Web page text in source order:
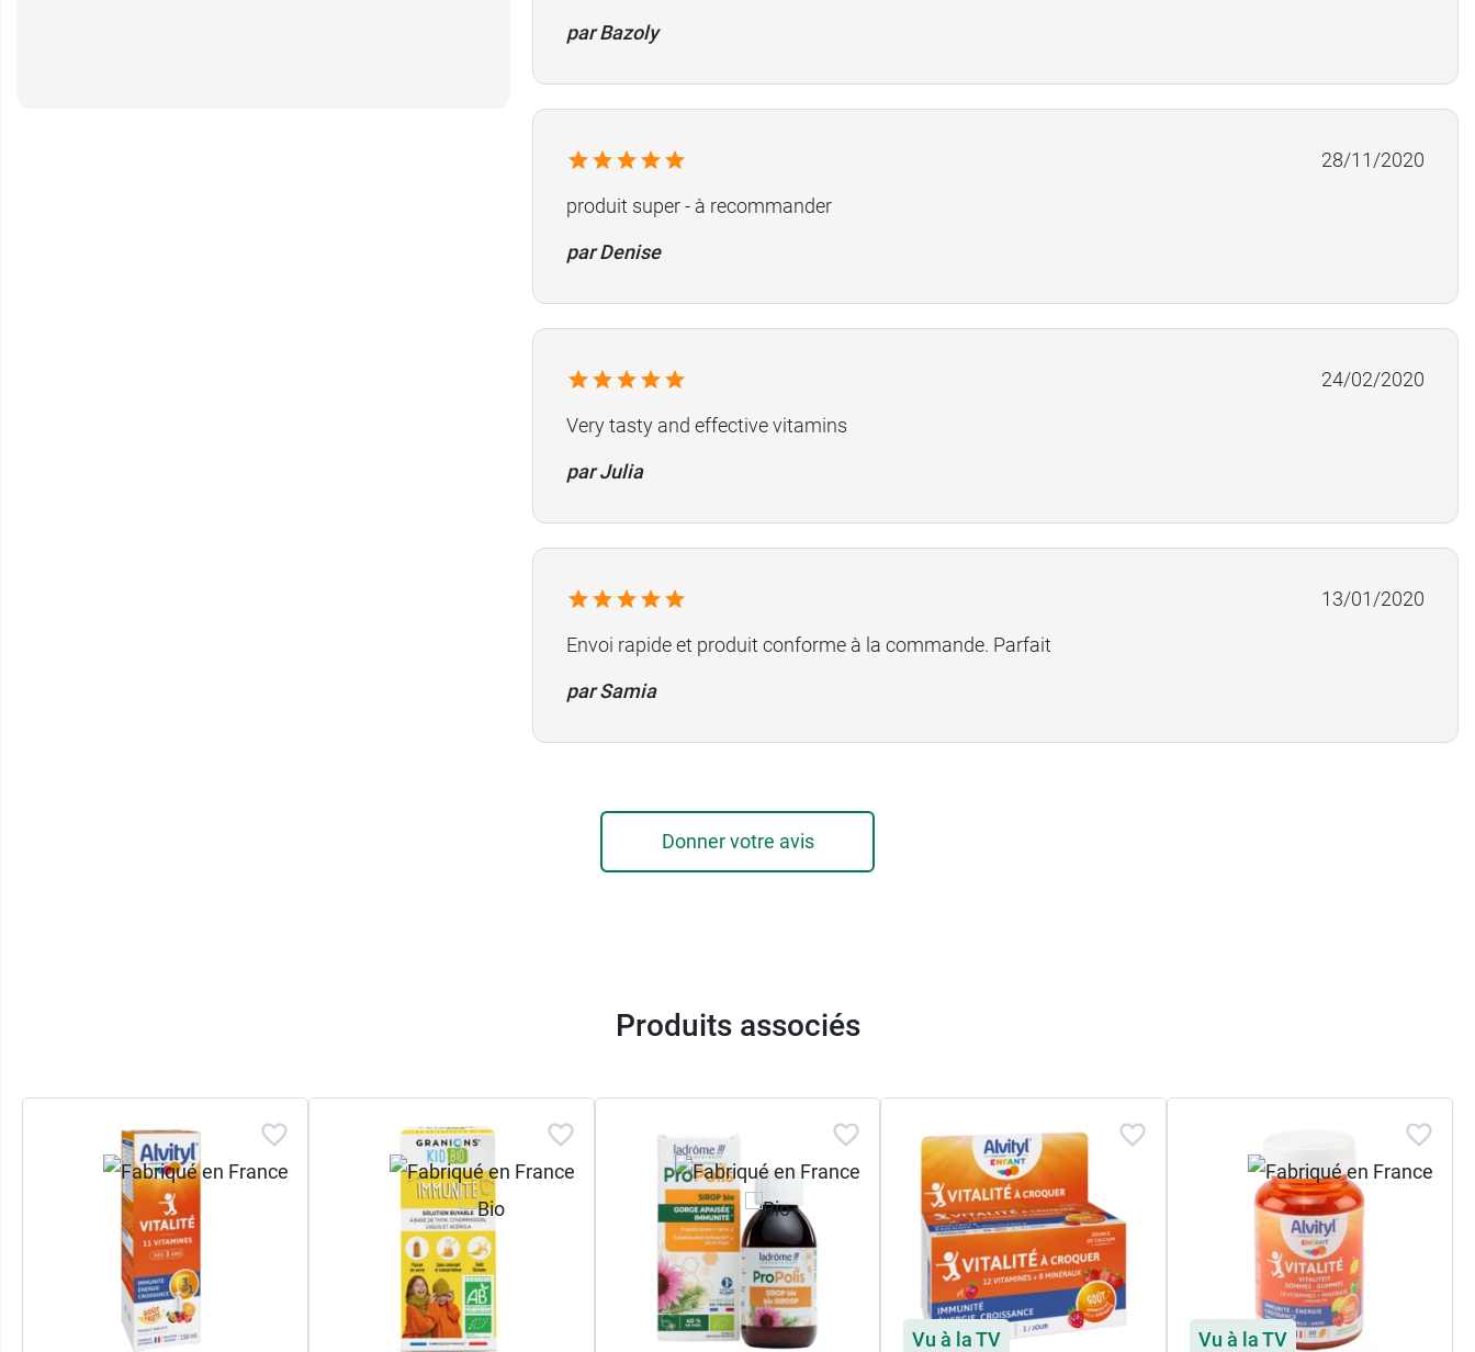
par Bazoly
28/11/2020
produit super - à recommander
par Denise
24/02/2020
Very tasty and effective vitamins
par Julia
13/01/2020
Envoi rapide et produit conforme à la commande. Parfait
par Samia
Donner votre avis
Produits associés
Vu à la TV Vu à la TV